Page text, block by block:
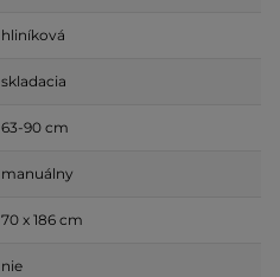
hliníková
skladacia
63-90 cm
manuálny
70 x 186 cm
nie